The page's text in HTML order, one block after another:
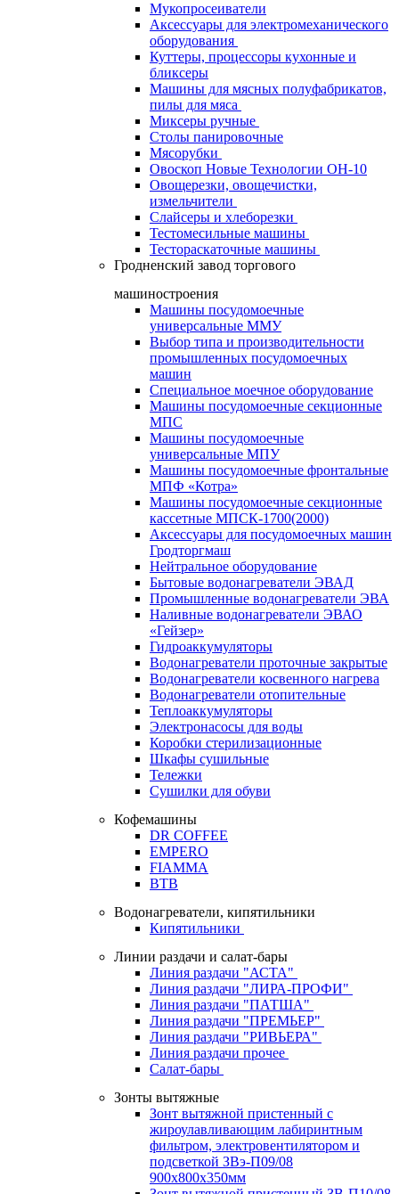
Мукопросеиватели
Аксессуары для электромеханического
оборудования
Куттеры, процессоры кухонные и
бликсеры
Машины для мясных полуфабрикатов,
пилы для мяса
Миксеры ручные
Столы панировочные
Мясорубки
Овоскоп Новые Технологии ОН-10
Овощерезки, овощечистки,
измельчители
Слайсеры и хлеборезки
Тестомесильные машины
Тестораскаточные машины
Гродненский завод торгового
машиностроения
Машины посудомоечные
универсальные ММУ
Выбор типа и производительности
промышленных посудомоечных
машин
Специальное моечное оборудование
Машины посудомоечные секционные
МПС
Машины посудомоечные
универсальные МПУ
Машины посудомоечные фронтальные
МПФ «Котра»
Машины посудомоечные секционные
кассетные МПСК-1700(2000)
Аксессуары для посудомоечных машин
Гродторгмаш
Нейтральное оборудование
Бытовые водонагреватели ЭВАД
Промышленные водонагреватели ЭВА
Наливные водонагреватели ЭВАО
«Гейзер»
Гидроаккумуляторы
Водонагреватели проточные закрытые
Водонагреватели косвенного нагрева
Водонагреватели отопительные
Теплоаккумуляторы
Электронасосы для воды
Коробки стерилизационные
Шкафы сушильные
Тележки
Сушилки для обуви
Кофемашины
DR COFFEE
EMPERO
FIAMMA
BTB
Водонагреватели, кипятильники
Кипятильники
Линии раздачи и салат-бары
Линия раздачи "АСТА"
Линия раздачи "ЛИРА-ПРОФИ"
Линия раздачи "ПАТША"
Линия раздачи "ПРЕМЬЕР"
Линия раздачи "РИВЬЕРА"
Линия раздачи прочее
Салат-бары
Зонты вытяжные
Зонт вытяжной пристенный с
жироулавливающим лабиринтным
фильтром, электровентилятором и
подсветкой ЗВэ-П09/08
900х800х350мм